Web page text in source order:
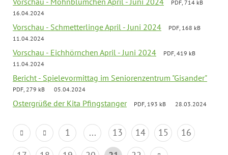
PDF, 714 kB
16.04.2024
Vorschau - Schmetterlinge April - Juni 2024
PDF, 168 kB
11.04.2024
Vorschau - Eichhörnchen April - Juni 2024
PDF, 419 kB
11.04.2024
Bericht - Spielevormittag im Seniorenzentrum "Gisander"
PDF, 279 kB 05.04.2024
Ostergrüße der Kita Pfingstanger PDF, 193 kB 28.03.2024
1 ... 13 14 15
16